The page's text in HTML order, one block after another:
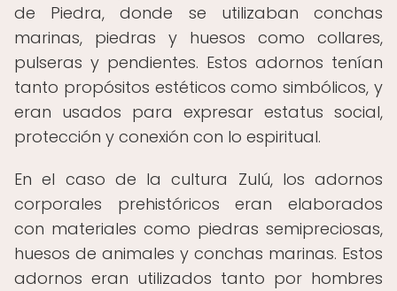
de Piedra, donde se utilizaban conchas
marinas, piedras y huesos como collares,
pulseras y pendientes. Estos adornos tenían
tanto propósitos estéticos como simbólicos, y
eran usados para expresar estatus social,
protección y conexión con lo espiritual.
En el caso de la cultura Zulú, los adornos
corporales prehistóricos eran elaborados
con materiales como piedras semipreciosas,
huesos de animales y conchas marinas. Estos
adornos eran utilizados tanto por hombres